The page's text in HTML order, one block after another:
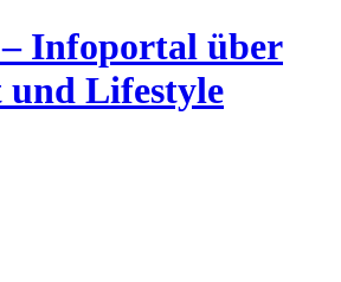
Infoportal über
und Lifestyle